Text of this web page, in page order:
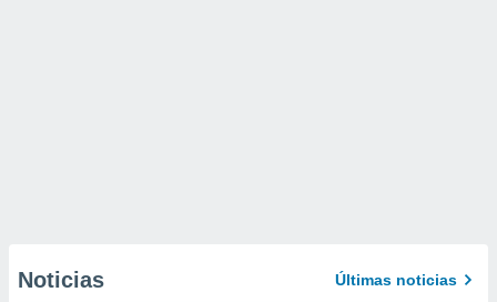
Noticias Últimas noticias